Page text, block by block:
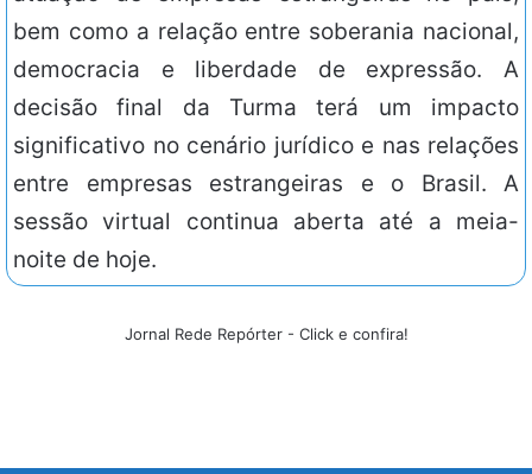
bem como a relação entre soberania nacional,
democracia e liberdade de expressão. A
decisão final da Turma terá um impacto
significativo no cenário jurídico e nas relações
entre empresas estrangeiras e o Brasil. A
sessão virtual continua aberta até a meia-
noite de hoje.
Jornal Rede Repórter - Click e confira!